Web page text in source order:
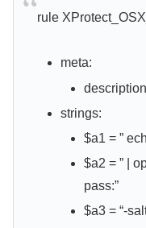
rule
meta:
strings:
$a1 = ”
$a2 = ” |
pass:”
$a3 = “-